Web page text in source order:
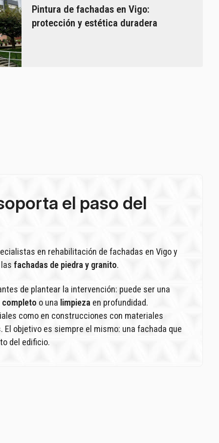
Pintura de fachadas en Vigo:
protección y estética duradera
el paso del
en rehabilitación de fachadas en Vigo y
lasfachadas de piedra y granito.
de plantear la intervención: puede ser una
o una limpieza en profundidad.
como en construcciones con materiales
objetivo es siempre el mismo: una fachada que
del edificio.